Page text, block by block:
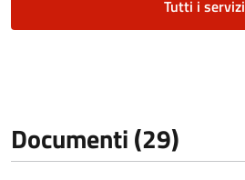
Tutti i servizi
Documenti (29)